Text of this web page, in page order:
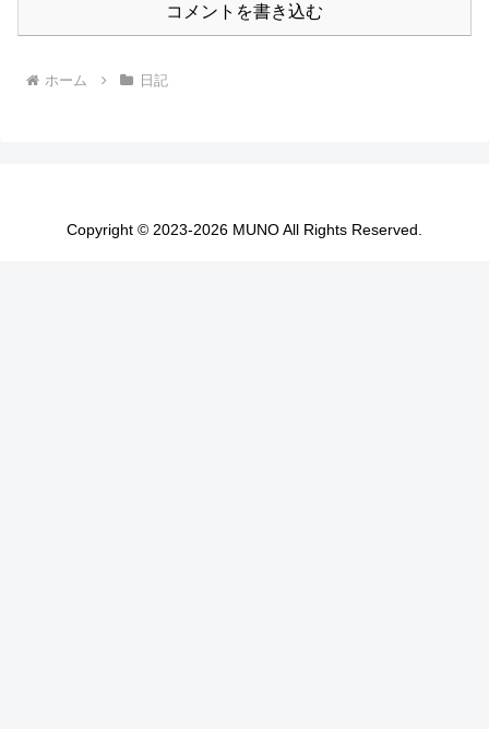
コメントを書き込む
ホーム 日記
Copyright © 2023-2026 MUNO All Rights Reserved.